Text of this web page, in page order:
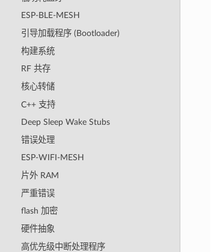
ESP-BLE-MESH
引导加载程序 (Bootloader)
构建系统
RF 共存
核心转储
C++ 支持
Deep Sleep Wake Stubs
错误处理
ESP-WIFI-MESH
片外 RAM
严重错误
flash 加密
硬件抽象
高优先级中断处理程序